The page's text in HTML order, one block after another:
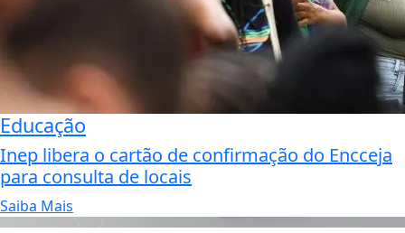
Educação
Inep libera o cartão de confirmação do Encceja
para consulta de locais
Saiba Mais